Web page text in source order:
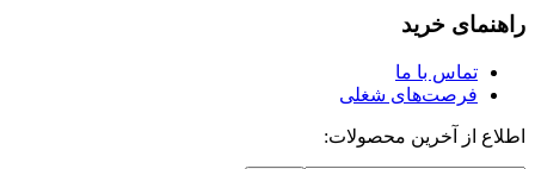
راهنمای خرید
تماس با ما
فرصت‌های شغلی
اطلاع از آخرین محصولات: